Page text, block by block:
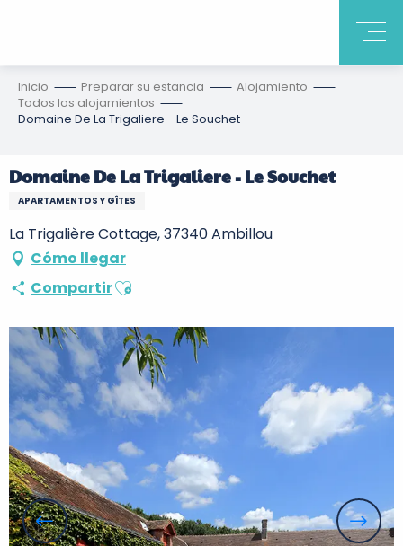
Inicio Preparar su estancia
Alojamiento
Todos los alojamientos
Domaine De La Trigaliere - Le Souchet
Domaine De La Trigaliere - Le Souchet
APARTAMENTOS Y GÎTES
La Trigalière Cottage, 37340 Ambillou
Cómo llegar
CompartirAjouter aux favoris